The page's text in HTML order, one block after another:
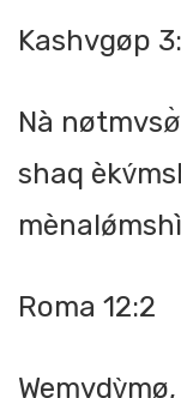
Kashvgøp
Nà
shaq
Roma 12:2